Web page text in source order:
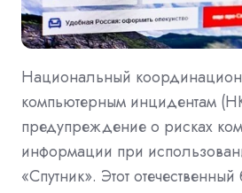
Национальный
компьютерным инцидентам
предупреждение о рисках
информации при
«Спутник». Этот